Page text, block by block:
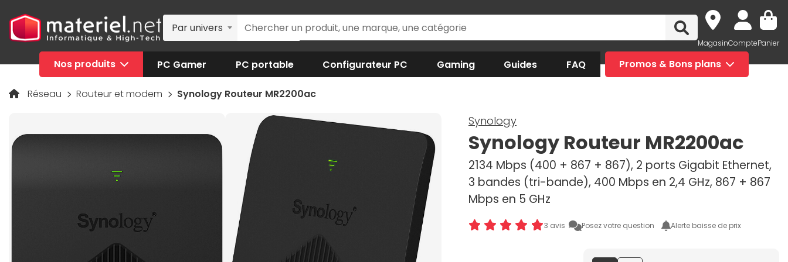
Par univers
MagasinComptePanier
Nos produits PC Gamer PC portable Configurateur PC Gaming Guides FAQ Promos & Bons plans
Réseau Routeur et modem Synology Routeur MR2200ac
Synology
Synology Routeur MR2200ac
2134 Mbps (400 + 867 + 867), 2 ports Gigabit Ethernet,
3 bandes (tri-bande), 400 Mbps en 2,4 GHz, 867 + 867
Mbps en 5 GHz
3 avis Posez votre question Alerte baisse de prix